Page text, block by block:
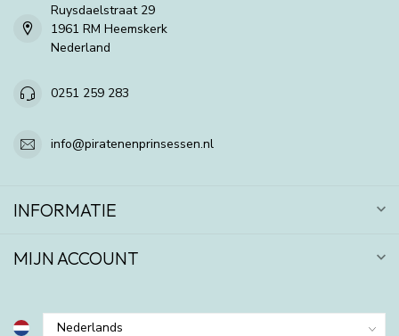
Ruysdaelstraat 29
1961 RM Heemskerk
Nederland
0251 259 283
info@piratenenprinsessen.nl
INFORMATIE
MIJN ACCOUNT